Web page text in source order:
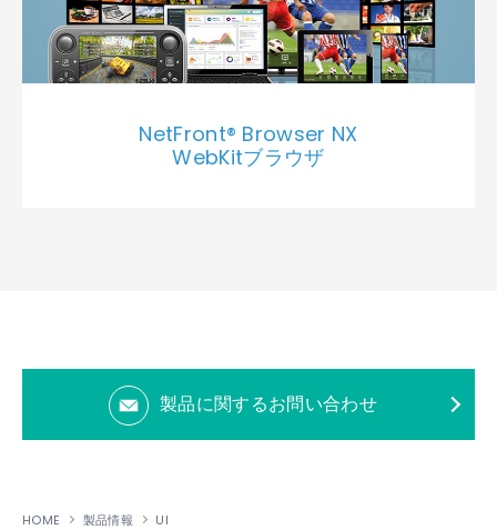
NetFront® Browser NX
WebKitブラウザ
製品に関するお問い合わせ
HOME 製品情報 UI